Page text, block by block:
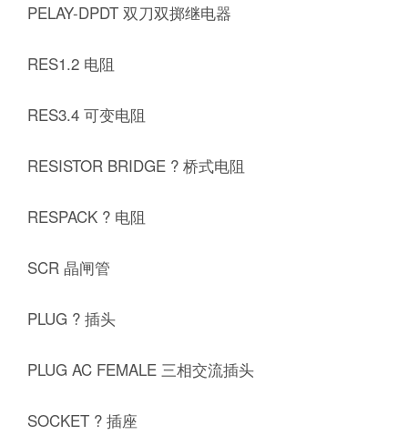
PELAY-DPDT 双刀双掷继电器
RES1.2 电阻
RES3.4 可变电阻
RESISTOR BRIDGE ? 桥式电阻
RESPACK ? 电阻
SCR 晶闸管
PLUG ? 插头
PLUG AC FEMALE 三相交流插头
SOCKET ? 插座